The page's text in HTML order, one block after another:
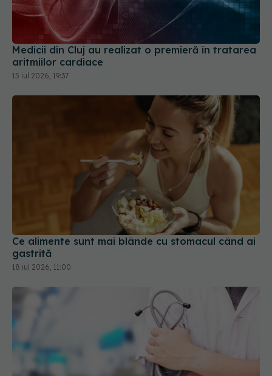
Medicii din Cluj au realizat o premieră în tratarea
aritmiilor cardiace
15 iul 2026, 19:37
Ce alimente sunt mai blânde cu stomacul când ai
gastrită
18 iul 2026, 11:00